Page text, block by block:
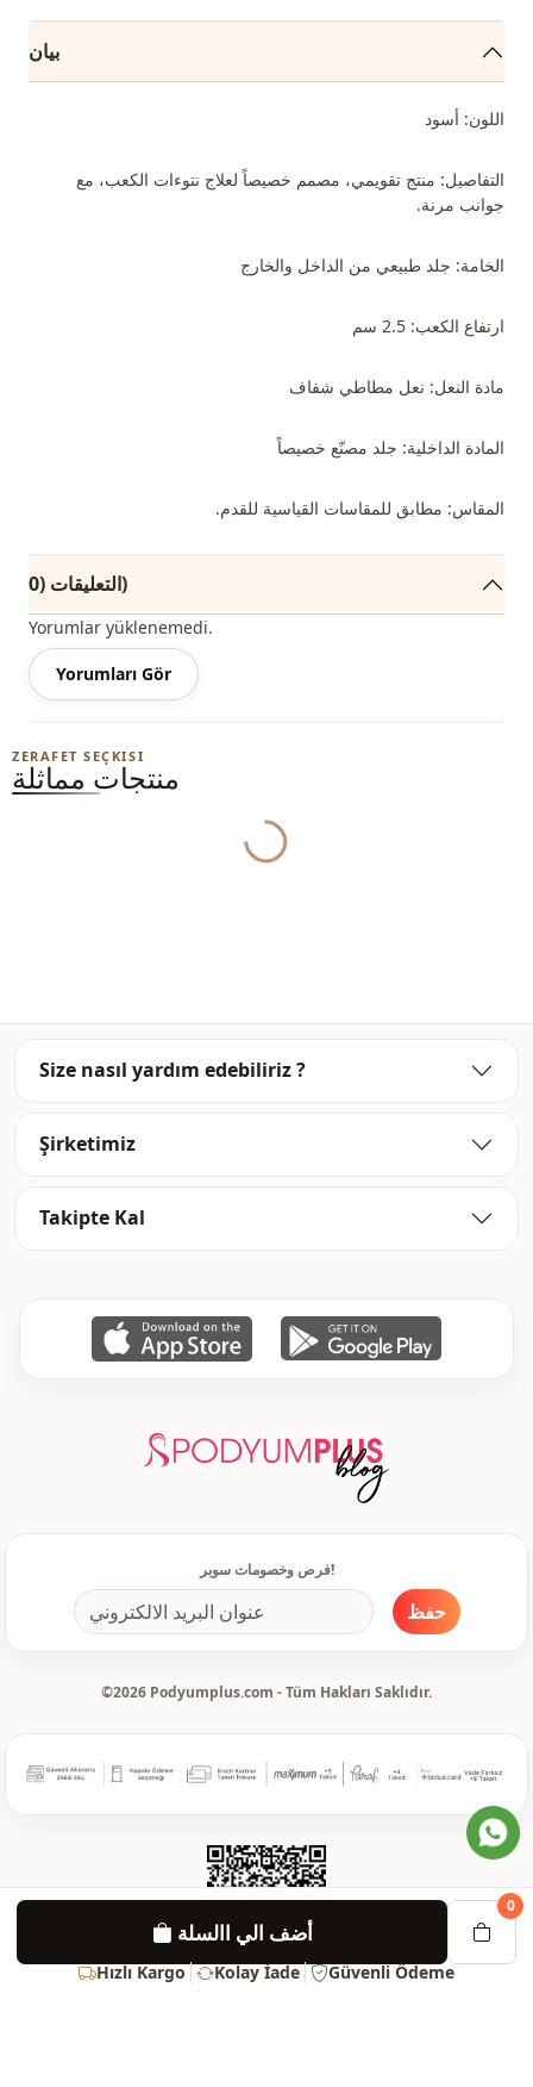
أضف الي االسلة
0
Hızlı Kargo Kolay İade Güvenli Ödeme
بيان
اللون: أسود
التفاصيل: منتج تقويمي، مصمم خصيصاً لعلاج نتوءات الكعب، مع
جوانب مرنة.
الخامة: جلد طبيعي من الداخل والخارج
ارتفاع الكعب: 2.5 سم
مادة النعل: نعل مطاطي شفاف
المادة الداخلية: جلد مصنّع خصيصاً
المقاس: مطابق للمقاسات القياسية للقدم.
التعليقات (0)
Yorumlar yüklenemedi.
Yorumları Gör
ZERAFET SEÇKISI
منتجات مماثلة
Yukleniyor...
Size nasıl yardım edebiliriz ?
Şirketimiz
Takipte Kal
فرص وخصومات سوبر!
حفظ
©2026 Podyumplus.com - Tüm Hakları Saklıdır.